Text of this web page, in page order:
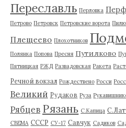
Переславль Перловка
Петрово Петровск Петровские ворота
Плещеево Плохотников
Полянка Попова Пресня Путилково
Пятницкая РЖД Развадовская Ракета
Речной вокзал Рождествено Росси
Великий Рудаков Руза
Рябцев Рязань С.Капица
СВЕМА СССР СУ-17 Савчук Садиков